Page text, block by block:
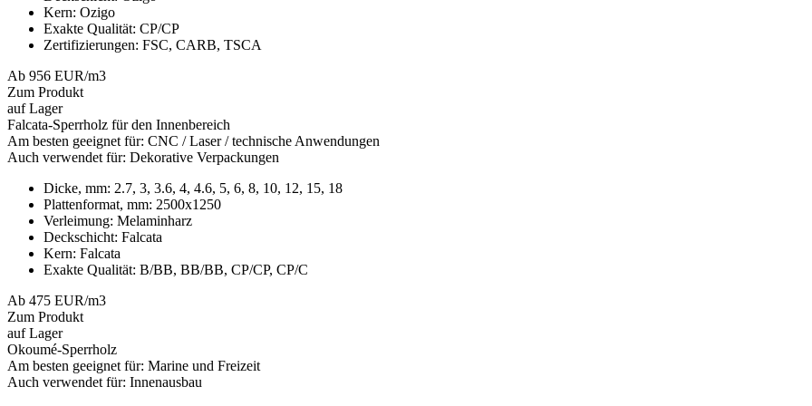
Kern: Ozigo
Exakte Qualität: CP/CP
Zertifizierungen: FSC, CARB, TSCA
Ab 956 EUR/m3
Zum Produkt
auf Lager
Falcata-Sperrholz für den Innenbereich
Am besten geeignet für: CNC / Laser / technische Anwendungen
Auch verwendet für: Dekorative Verpackungen
Dicke, mm: 2.7, 3, 3.6, 4, 4.6, 5, 6, 8, 10, 12, 15, 18
Plattenformat, mm: 2500x1250
Verleimung: Melaminharz
Deckschicht: Falcata
Kern: Falcata
Exakte Qualität: B/BB, BB/BB, CP/CP, CP/C
Ab 475 EUR/m3
Zum Produkt
auf Lager
Okoumé-Sperrholz
Am besten geeignet für: Marine und Freizeit
Auch verwendet für: Innenausbau